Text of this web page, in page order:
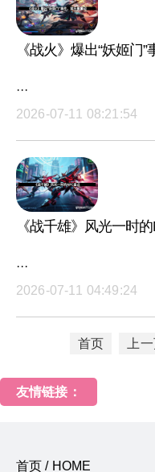
《战火》爆出“妖姬门
···
2026-07-11 08:21:54
《战千雄》风光一时
···
2026-07-11 04:49:24
首页 上
友情链接：
首页 / HOME